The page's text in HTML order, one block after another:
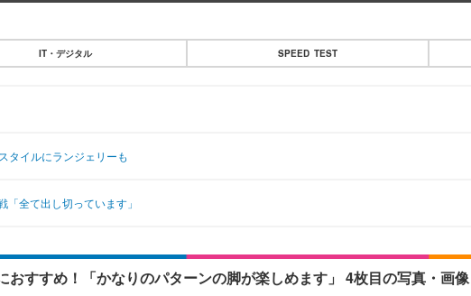
ピング
メTOP
楽
TOP
ット
IT・デジタル SPEED TEST
タイルにランジェリーも
全て出し切っています」
すすめ！「かなりのパターンの脚が楽しめます」 4枚目の写真・画像